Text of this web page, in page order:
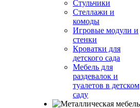
Стульчики
Стеллажи и
комоды
Игровые модули и
стенки
Кроватки для
детского сада
Мебель для
раздевалок и
туалетов в детском
саду